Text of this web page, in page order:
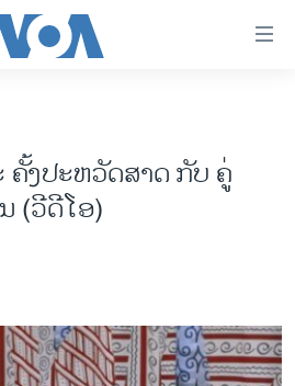
ຄັ້ງປະຫວັດສາດ ກັບ ຄູ່
(ວີດີໂອ)